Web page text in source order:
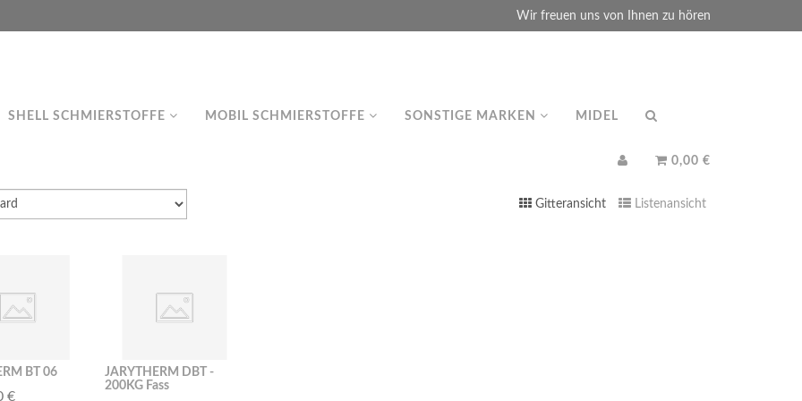
Wir freuen uns von Ihnen zu hören
SHELL SCHMIERSTOFFE MOBIL SCHMIERSTOFFE SONSTIGE MARKEN MIDEL
0,00 €
Gitteransicht Listenansicht
BT 06
€
JARYTHERM DBT -
200KG Fass